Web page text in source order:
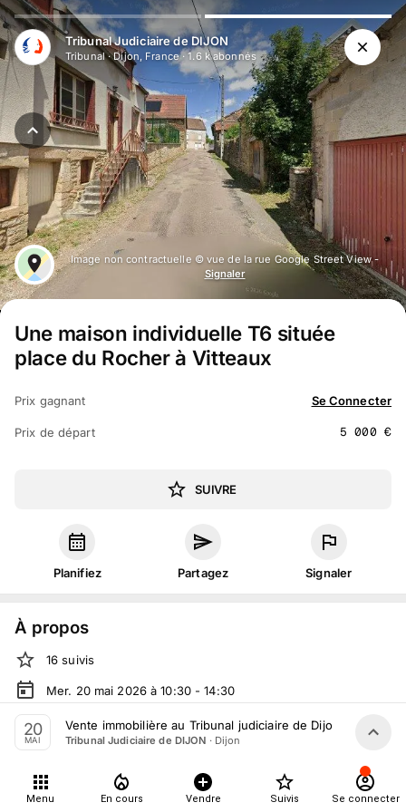
Aller au contenu principal
Tribunal Judiciaire de DIJON
Tribunal·Dijon, France·1.6 kabonnés
Image non contractuelle © vue de la rue Google Street View -
Signaler
Une maison individuelle T6 située
place du Rocher à Vitteaux
Prix gagnant Se Connecter
Prix de départ 5 000 €
SUIVRE
Planifiez Partagez Signaler
À propos
16 suivis
Mer. 20 mai 2026 à 10:30 - 14:30
Vente judiciaireorganiséeparTribunal Judiciaire de DIJON
Tout le monde peut participer
20
MAI
Vente immobilière au Tribunal judiciaire de Dijon du 20 Mai
Tribunal Judiciaire de DIJON · Dijon
Menu En cours Vendre Suivis Se connecter